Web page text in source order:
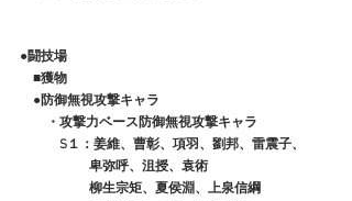
●闘技場
■獲物
●防御無視攻撃キャラ
・攻撃力ベース防御無視攻撃キャラ
S１：姜維、曹彰、項羽、劉邦、雷震子、
卑弥呼、沮授、袁術
柳生宗矩、夏侯淵、上泉信綱